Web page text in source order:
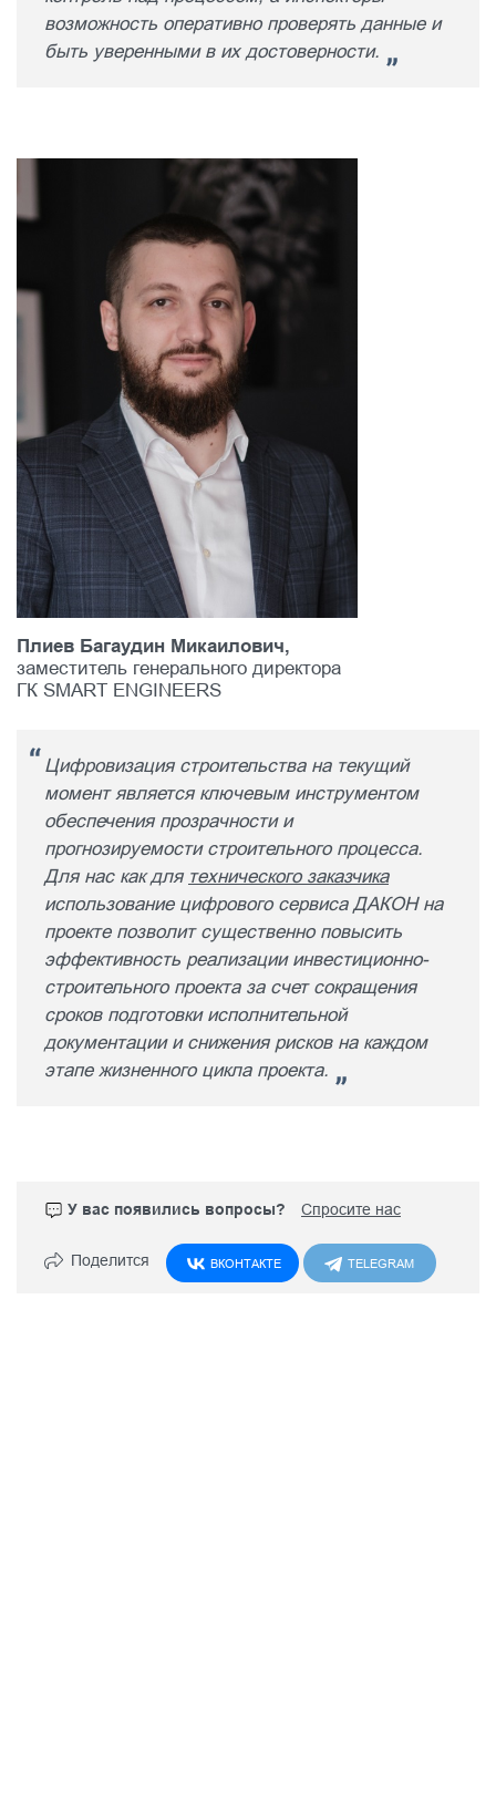
возможность оперативно проверять данные и
быть уверенными в их достоверности.
Плиев Багаудин Микаилович,
заместитель генерального директора
ГК SMART ENGINEERS
Цифровизация строительства на текущий
момент является ключевым инструментом
обеспечения прозрачности и
прогнозируемости строительного процесса.
Для нас как для технического заказчика
использование цифрового сервиса ДАКОН на
проекте позволит существенно повысить
эффективность реализации инвестиционно-
строительного проекта за счет сокращения
сроков подготовки исполнительной
документации и снижения рисков на каждом
этапе жизненного цикла проекта.
У вас появились вопросы? Спросите нас
Поделится